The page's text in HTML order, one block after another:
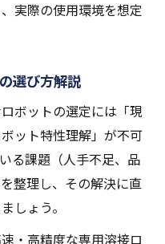
実際の使用環境を想定
選び方解説
ボットの選定には「現
ット特性理解」が不可
る課題（人手不足、品
整理し、その解決に直
しょう。
・高精度な専用溶接ロ